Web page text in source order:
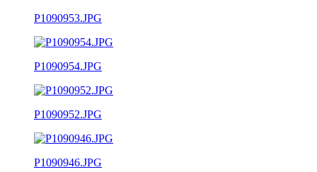
P1090953.JPG
P1090954.JPG
P1090952.JPG
P1090946.JPG